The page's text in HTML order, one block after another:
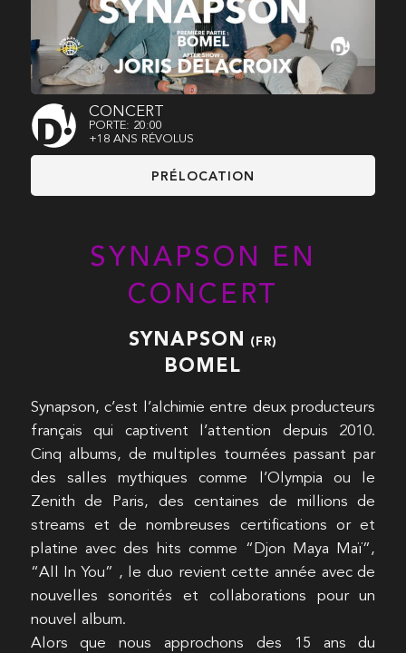
CONCERT
PORTE: 20:00
+18 ANS RÉVOLUS
PRÉLOCATION
SYNAPSON EN
CONCERT
SYNAPSON (FR)
BOMEL
Synapson, c’est l’alchimie entre deux producteurs
français qui captivent l’attention depuis 2010.
Cinq albums, de multiples tournées passant par
des salles mythiques comme l’Olympia ou le
Zenith de Paris, des centaines de millions de
streams et de nombreuses certifications or et
platine avec des hits comme “Djon Maya Maï”,
“All In You” , le duo revient cette année avec de
nouvelles sonorités et collaborations pour un
nouvel album.
Alors que nous approchons des 15 ans du